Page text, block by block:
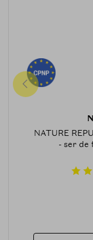
NATURE
- ser de